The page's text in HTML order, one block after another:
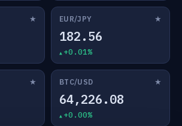
★ EUR/JPY ★
182.56
+0.01%
★ BTC/USD ★
64,226.08
+0.00%